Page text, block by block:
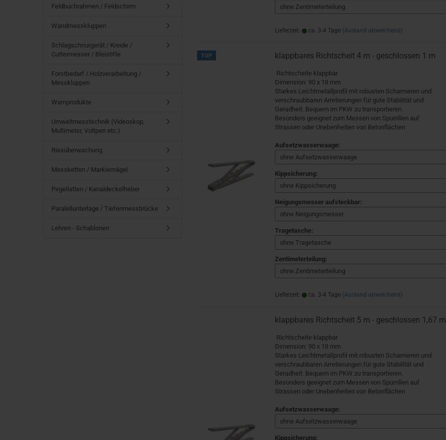
Lieferzeit: ca. 3-4 Tage (Ausland abweichend)
TOP klappbares Richtscheit 4 m - geschlossen 1 m
Richtscheite klappbar
Dimension: 90 x 18 mm
Starkes Leichtmetallprofil mit robusten Scharnieren und
verschraubbaren Arretierungen für gute Stabilität und
Geradheit. Bequem im PKW zu transportieren.
Besonders geeignet zum Messen von Spurrillen auf
Strassen oder Unebenheiten von Betonflächen
Aufsetzwasserwaage:
Kippsicherung:
Neigungsmesser aufsteckbar:
Tragetasche:
Zentimeterteilung:
Lieferzeit: ca. 3-4 Tage (Ausland abweichend)
klappbares Richtscheit 5 m - geschlossen 1,67 m
Richtscheite klappbar
Dimension: 90 x 18 mm
Starkes Leichtmetallprofil mit robusten Scharnieren und
verschraubbaren Arretierungen für gute Stabilität und
Geradheit. Bequem im PKW zu transportieren.
Besonders geeignet zum Messen von Spurrillen auf
Strassen oder Unebenheiten von Betonflächen
Aufsetzwasserwaage:
Kippsicherung:
Feldbuchrahmen / Feldschirm
Wandmesskluppen
Schlagschnurgerät / Kreide /
Cuttermesser / Bleistifte
Forstbedarf / Holzverarbeitung /
Messkluppen
Warnprodukte
Umweltmesstechnik (Videoskop,
Multimeter, Voltpen etc.)
Rissüberwachung
Messketten / Markiernägel
Pegellatten / Kanaldeckelheber
Paralellunterlage / Tiefenmessbrücke
Lehren - Schablonen